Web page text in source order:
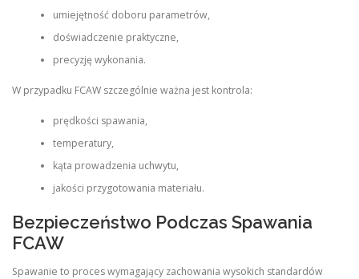
umiejętność doboru parametrów,
doświadczenie praktyczne,
precyzję wykonania.
W przypadku FCAW szczególnie ważna jest kontrola:
prędkości spawania,
temperatury,
kąta prowadzenia uchwytu,
jakości przygotowania materiału.
Bezpieczeństwo Podczas Spawania
FCAW
Spawanie to proces wymagający zachowania wysokich standardów